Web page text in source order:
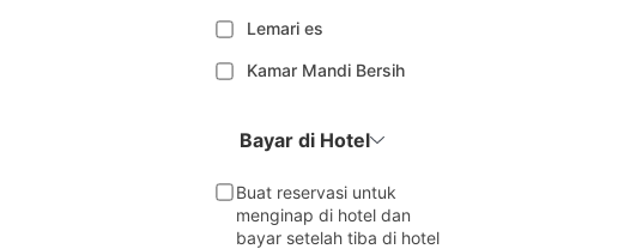
Lemari es
Kamar Mandi Bersih
Bayar di Hotel
Buat reservasi untuk
menginap di hotel dan
bayar setelah tiba di hotel